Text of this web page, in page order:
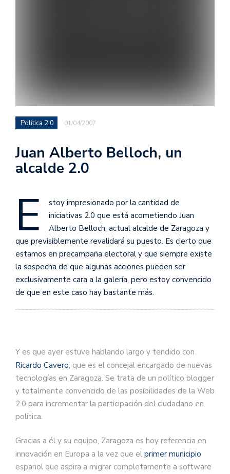
Política 2.0 01/04/2007
Juan Alberto Belloch, un
alcalde 2.0
E
stoy impresionado por la cantidad de
iniciativas 2.0 que está acometiendo Juan
Alberto Belloch, actual alcalde de Zaragoza y
que previsiblemente revalidará su puesto. Es cierto que
estamos en precampaña electoral y que siempre existe
la sospecha de que algunas acciones pueden ser
exclusivamente cara a la galería, pero estoy convencido
de que en este caso hay bastante más.
Y es que ayer estuve hablando largo y tendido con
Ricardo Cavero, que es el concejal encargado de nuevas
tecnologías en Zaragoza. Se trata de un político blogger
y totalmente convencido de las posibilidades de la Web
2.0 para incrementar la participación del ciudadano en
política.
Gracias a él y su equipo, Zaragoza es hoy referencia en
innovación en Europa a la vez que el primer municipio
español que aspira a migrar completamente a software